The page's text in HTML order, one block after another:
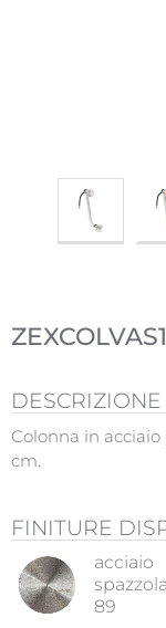
DESCRIZIONE
Colonna in acciaio
cm.
FINITURE
acciaio
89